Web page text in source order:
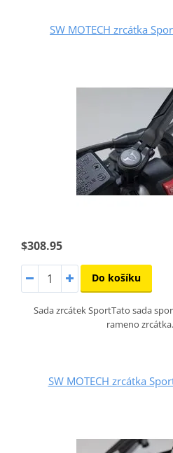
SW MOTECH zrcátka
$308.95
Do košíku
Sada zrcátek SportTato sada
rameno
SW MOTECH zrcátka